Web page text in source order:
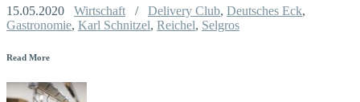
15.05.2020 Wirtschaft / Delivery Club, Deutsches Eck,
Gastronomie, Karl Schnitzel, Reichel, Selgros
Read More